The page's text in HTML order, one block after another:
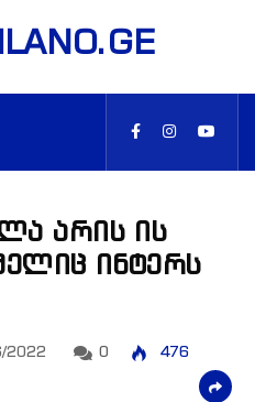
არის ის
ინტერს
2022 0
476